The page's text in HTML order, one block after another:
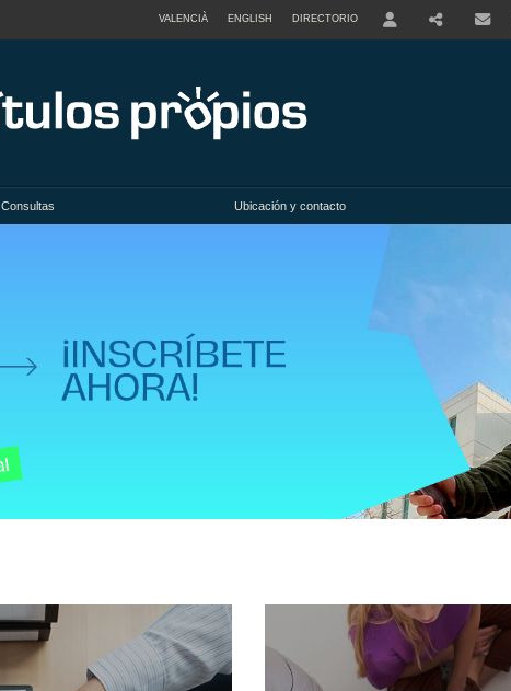
VALENCIÀ ENGLISH DIRECTORIO
Consultas Ubicación y contacto